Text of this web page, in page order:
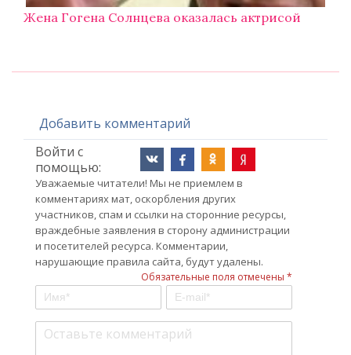
Жена Гогена Солнцева оказалась актрисой
Добавить комментарий
Войти с
помощью:
Уважаемые читатели! Мы не приемлем в
комментариях мат, оскорбления других
участников, спам и ссылки на сторонние ресурсы,
враждебные заявления в сторону администрации
и посетителей ресурса. Комментарии,
нарушающие правила сайта, будут удалены.
Обязательные поля отмечены *